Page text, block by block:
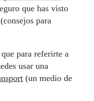
que has visto
para
para referirte a
usar una
(un medio de